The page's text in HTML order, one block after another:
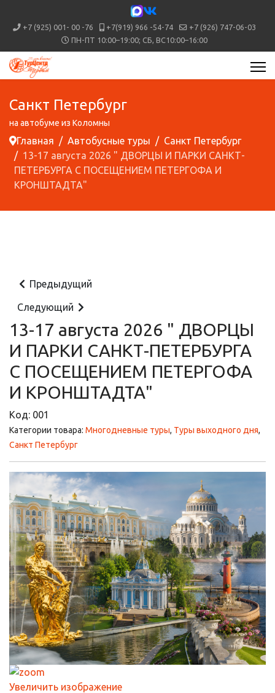
+7 (925) 001- 00 -76 +7(919) 966 -54-74
+7 (926) 747-06-03
ПН-ПТ 10:00–19:00; СБ, ВС10:00–16:00
Санкт Петербург
на автобуме из Коломны
Главная Автобусные туры
Санкт Петербург
13-17 августа 2026 " ДВОРЦЫ И ПАРКИ САНКТ-
ПЕТЕРБУРГА С ПОСЕЩЕНИЕМ ПЕТЕРГОФА И
КРОНШТАДТА"
Предыдущий
Следующий
13-17 августа 2026 " ДВОРЦЫ
И ПАРКИ САНКТ-ПЕТЕРБУРГА
С ПОСЕЩЕНИЕМ ПЕТЕРГОФА
И КРОНШТАДТА"
Код: 001
Категории товара: Многодневные туры, Туры выходного дня,
Санкт Петербург
Увеличить изображение